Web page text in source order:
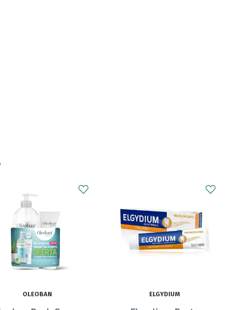
ELGYDIUM
Curaprox Surgical
Escova Dentes Mega
Soft